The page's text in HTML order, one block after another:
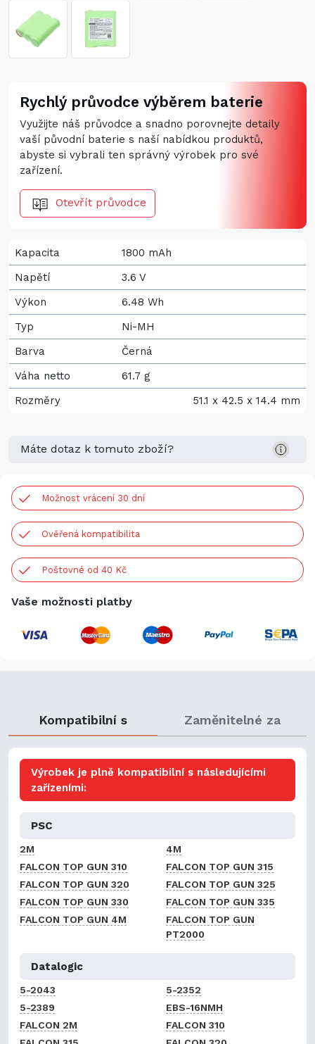
Rychlý průvodce výběrem baterie
Využijte náš průvodce a snadno porovnejte detaily
vaší původní baterie s naší nabídkou produktů,
abyste si vybrali ten správný výrobek pro své
zařízení.
Otevřít průvodce
Kapacita
1800 mAh
Napětí
3.6 V
Výkon
6.48 Wh
Typ
Ni-MH
Barva
Černá
Váha netto
61.7 g
Rozměry
51.1 x 42.5 x 14.4 mm
Máte dotaz k tomuto zboží?
Možnost vrácení 30 dní
Ověřená kompatibilita
Poštovné od 40 Kč
Vaše možnosti platby
Kompatibilní s Zaměnitelné za
Výrobek je plně kompatibilní s následujícími
zařízeními:
PSC
2M
4M
FALCON TOP GUN 310
FALCON TOP GUN 315
FALCON TOP GUN 320
FALCON TOP GUN 325
FALCON TOP GUN 330
FALCON TOP GUN 335
FALCON TOP GUN 4M
FALCON TOP GUN
PT2000
Datalogic
5-2043
5-2352
5-2389
EBS-16NMH
FALCON 2M
FALCON 310